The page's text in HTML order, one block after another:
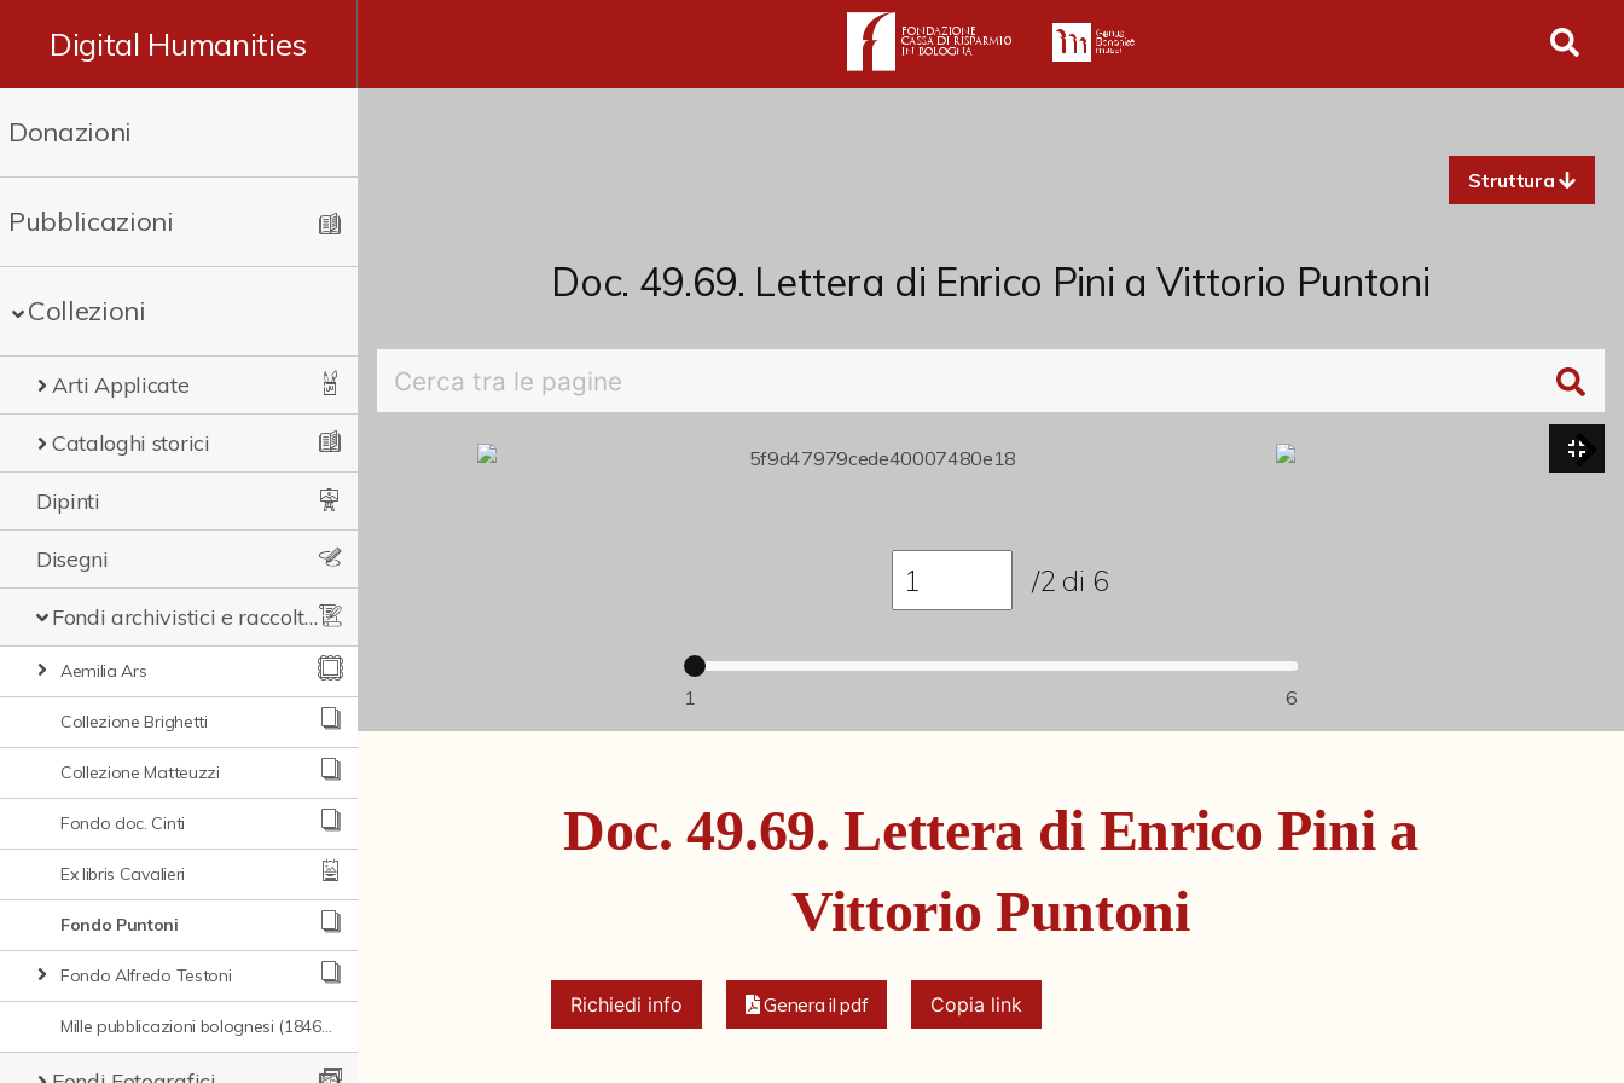
Digital Humanities
Donazioni
Pubblicazioni
Collezioni
Arti Applicate
Cataloghi storici
Dipinti
Disegni
Fondi archivistici e raccolte documentarie
Aemilia Ars
Collezione Brighetti
Collezione Matteuzzi
Fondo doc. Cinti
Ex libris Cavalieri
Fondo Puntoni
Fondo Alfredo Testoni
Mille pubblicazioni bolognesi (1846-1849)
Struttura
Doc. 49.69. Lettera di Enrico Pini a Vittorio Puntoni
/2 di 6
1 6
Doc. 49.69. Lettera di Enrico Pini a
Vittorio Puntoni
Richiedi info Genera il pdf Copia link